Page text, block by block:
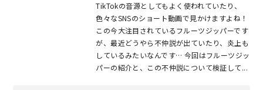
TikTokの音源としてもよく使われていたり、
色々なSNSのショート動画で見かけますよね！
この今大注目されているフルーツジッパーです
が、最近どうやら不仲説が出ていたり、炎上も
しているみたいなんです… 今回はフルーツジッ
パーの紹介と、この不仲説について検証して...